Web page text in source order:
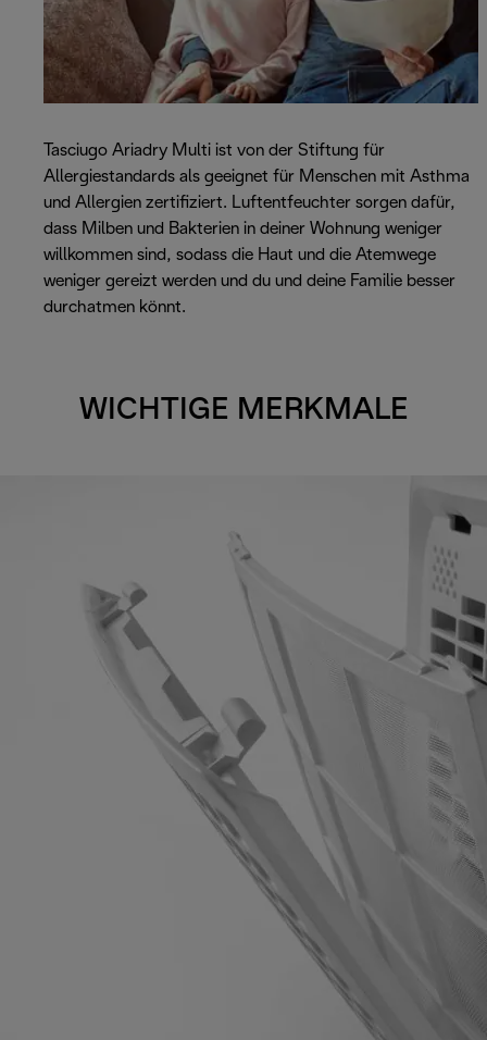
Tasciugo Ariadry Multi ist von der Stiftung für
Allergiestandards als geeignet für Menschen mit Asthma
und Allergien zertifiziert. Luftentfeuchter sorgen dafür,
dass Milben und Bakterien in deiner Wohnung weniger
willkommen sind, sodass die Haut und die Atemwege
weniger gereizt werden und du und deine Familie besser
durchatmen könnt.
WICHTIGE MERKMALE